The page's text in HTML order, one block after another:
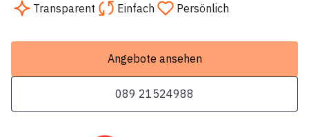
Transparent
Einfach Persönlich
Angebote ansehen
089 21524988